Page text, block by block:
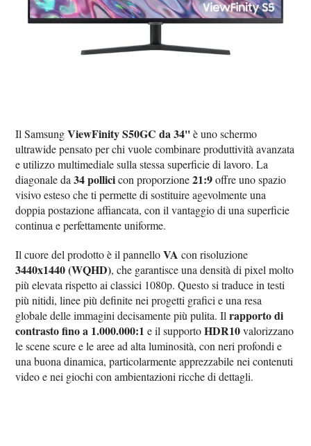
Il SamsungViewFinity S50GC da 34''è uno schermo
ultrawide pensato per chi vuole combinare produttività avanzata
e utilizzo multimediale sulla stessa superficie di lavoro. La
diagonale da34 pollicicon proporzione21:9offre uno spazio
visivo esteso che ti permette di sostituire agevolmente una
doppia postazione affiancata, con il vantaggio di una superficie
continua e perfettamente uniforme.
Il cuore del prodotto è il pannelloVA con risoluzione
3440x1440 (WQHD), che garantisce una densità di pixel molto
più elevata rispetto ai classici 1080p. Questo si traduce in testi
più nitidi, linee più definite nei progetti grafici e una resa
globale delle immagini decisamente più pulita. Ilrapporto di
contrasto fino a 1.000.000:1 e il supportoHDR10valorizzano
le scene scure e le aree ad alta luminosità, con neri profondi e
una buona dinamica, particolarmente apprezzabile nei contenuti
video e nei giochi con ambientazioni ricche di dettagli.